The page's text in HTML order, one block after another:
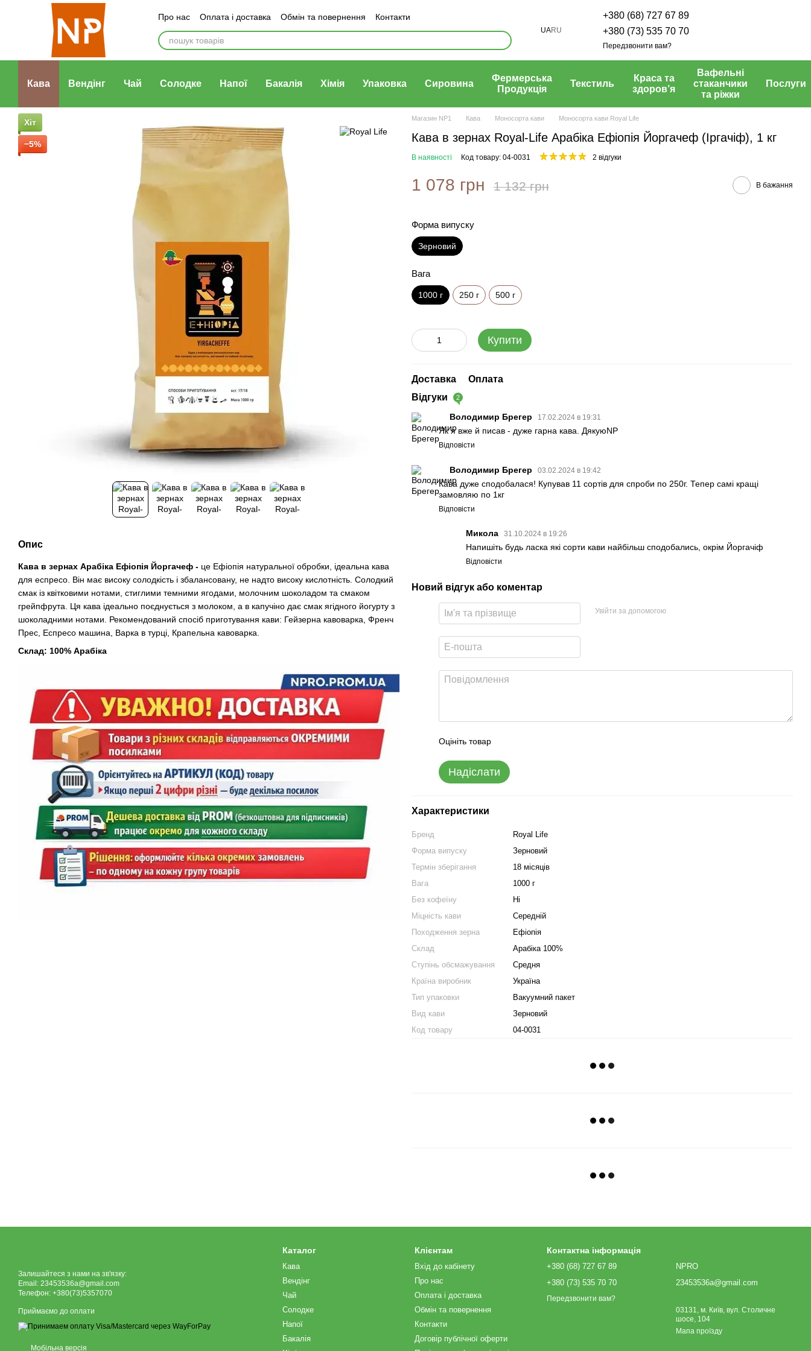
Перейти до основного контенту
Про нас Оплата і доставка Обмін та повернення
Контакти
Договір публічної оферти
Політика конфеденціності UARU
+380 (68) 727 67 89
+380 (73) 535 70 70
Передзвонити вам?
Кава Вендінг Чай Солодке Напої Бакалія Хімія Упаковка Сировина
Фермерська
Продукція
Текстиль
Краса та
здоров’я
Вафельні
стаканчики
та ріжки
Послуги
Хіт
−5%
Опис
Кава в зернах Арабіка Ефіопія Йоргачеф - це Ефіопія натуральної обробки, ідеальна кава
для еспресо. Він має високу солодкість і збалансовану, не надто високу кислотність. Солодкий
смак із квітковими нотами, стиглими темними ягодами, молочним шоколадом та смаком
грейпфрута. Ця кава ідеально поєднується з молоком, а в капучіно дає смак ягідного йогурту з
шоколадними нотами. Рекомендований спосіб приготування кави: Гейзерна кавоварка, Френч
Прес, Еспресо машина, Варка в турці, Крапельна кавоварка.
Склад: 100% Арабіка
Магазин NP1 Кава Моносорта кави Моносорта кави Royal Life
Кава в зернах Royal-Life Арабіка Ефіопія Йоргачеф (Іргачіф), 1 кг
В наявності Код товару: 04-0031 2 відгуки
1 078 грн 1 132 грн В бажання
Форма випуску
Зерновий
Вага
1000 г 250 г 500 г
Купити
Доставка
Оплата
Відгуки
2
Володимир Брегер 17.02.2024 в 19:31
Як я вже й писав - дуже гарна кава. ДякуюNP
Відповісти
Володимир Брегер 03.02.2024 в 19:42
Кава дуже сподобалася! Купував 11 сортів для спроби по 250г. Тепер самі кращі
замовляю по 1кг
Відповісти
Микола 31.10.2024 в 19:26
Напишіть будь ласка які сорти кави найбільш сподобались, окрім Йоргачіф
Відповісти
Новий відгук або коментар
Увійти за допомогою
Оцініть товар
Надіслати
Характеристики
Бренд
Royal Life
Форма випуску
Зерновий
Термін зберігання
18 місяців
Вага
1000 г
Без кофеїну
Ні
Міцність кави
Середній
Походження зерна
Ефіопія
Склад
Арабіка 100%
Ступінь обсмажування
Средня
Країна виробник
Україна
Тип упаковки
Вакуумний пакет
Вид кави
Зерновий
Код товару
04-0031
Залишайтеся з нами на зв'язку:
Email: 23453536a@gmail.com
Телефон: +380(73)5357070
Приймаємо до оплати
Мобільна версія
Каталог
Кава
Вендінг
Чай
Солодке
Напої
Бакалія
Клієнтам
Вхід до кабінету
Про нас
Оплата і доставка
Обмін та повернення
Контакти
Договір публічної оферти
Контактна інформація
+380 (68) 727 67 89
+380 (73) 535 70 70
Передзвонити вам?
NPRO
23453536a@gmail.com
03131, м. Київ, вул. Столичне
шосе, 104
Мапа проїзду